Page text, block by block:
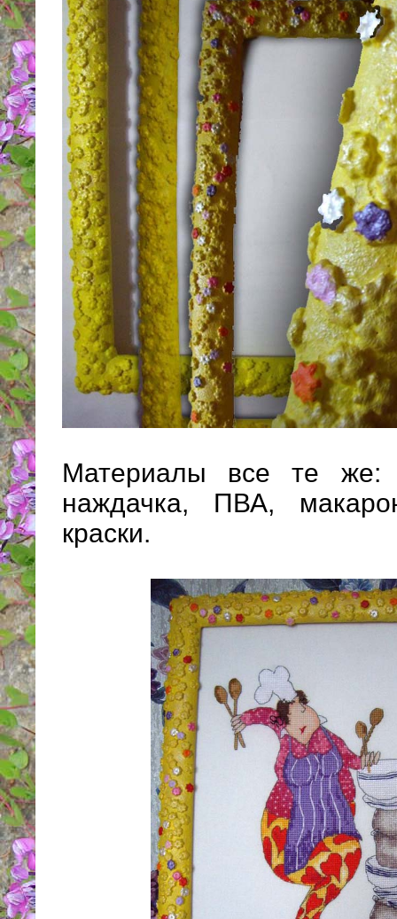
Материалы все те же:
наждачка, ПВА,
краски.